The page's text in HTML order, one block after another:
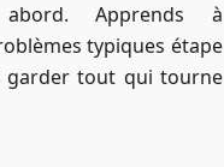
Apprends à
typiques étape
garder tout qui tourne